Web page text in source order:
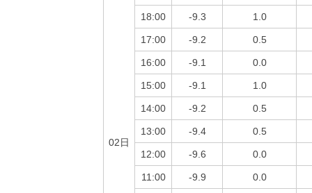
02日
18:00 -9.3 1.0
17:00 -9.2 0.5
16:00 -9.1 0.0
15:00 -9.1 1.0
14:00 -9.2 0.5
13:00 -9.4 0.5
12:00 -9.6 0.0
11:00 -9.9 0.0